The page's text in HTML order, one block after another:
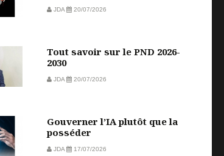
JDA 20/07/2026
Tout savoir sur le PND 2026-
2030
JDA 20/07/2026
Gouverner l’IA plutôt que la
posséder
JDA 17/07/2026